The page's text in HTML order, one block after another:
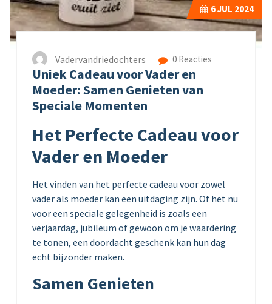
6JUL 2024
Vadervandriedochters 0 Reacties
Uniek Cadeau voor Vader en
Moeder: Samen Genieten van
Speciale Momenten
Het Perfecte Cadeau voor
Vader en Moeder
Het vinden van het perfecte cadeau voor zowel
vader als moeder kan een uitdaging zijn. Of het nu
voor een speciale gelegenheid is zoals een
verjaardag, jubileum of gewoon om je waardering
te tonen, een doordacht geschenk kan hun dag
echt bijzonder maken.
Samen Genieten